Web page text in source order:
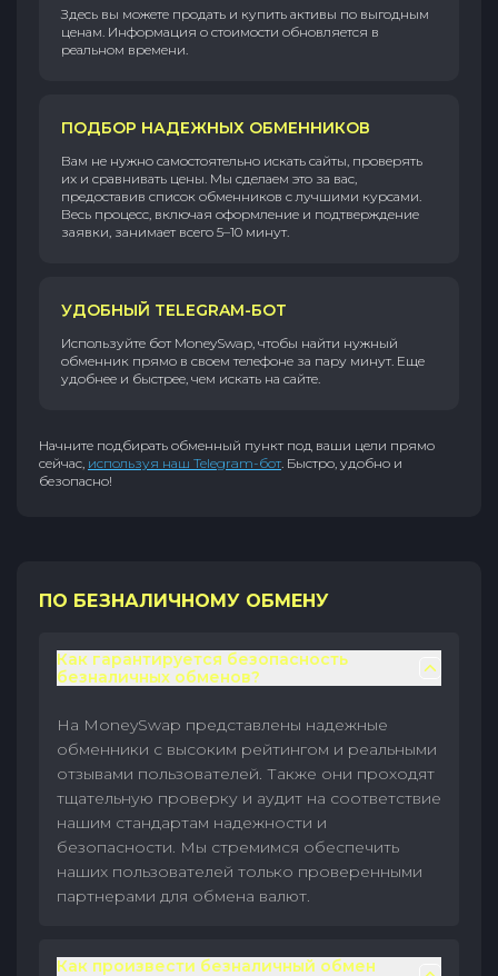
Здесь вы можете продать и купить активы по выгодным
ценам. Информация о стоимости обновляется в
реальном времени.
ПОДБОР НАДЕЖНЫХ ОБМЕННИКОВ
Вам не нужно самостоятельно искать сайты, проверять
их и сравнивать цены. Мы сделаем это за вас,
предоставив список обменников с лучшими курсами.
Весь процесс, включая оформление и подтверждение
заявки, занимает всего 5–10 минут.
УДОБНЫЙ TELEGRAM-БОТ
Используйте бот MoneySwap, чтобы найти нужный
обменник прямо в своем телефоне за пару минут. Еще
удобнее и быстрее, чем искать на сайте.
Начните подбирать обменный пункт под ваши цели прямо
сейчас, используя наш Telegram-бот. Быстро, удобно и
безопасно!
ПО БЕЗНАЛИЧНОМУ ОБМЕНУ
Как гарантируется безопасность
безналичных обменов?
На MoneySwap представлены надежные
обменники с высоким рейтингом и реальными
отзывами пользователей. Также они проходят
тщательную проверку и аудит на соответствие
нашим стандартам надежности и
безопасности. Мы стремимся обеспечить
наших пользователей только проверенными
партнерами для обмена валют.
Как произвести безналичный обмен